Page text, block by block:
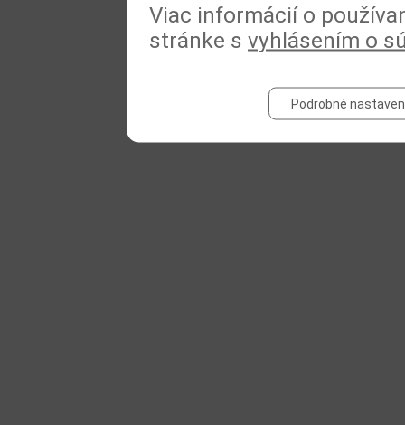
Viac informácií o
stránke s vyhlásením o
Podrobné